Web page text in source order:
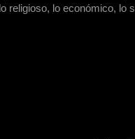
religioso, lo económico, lo